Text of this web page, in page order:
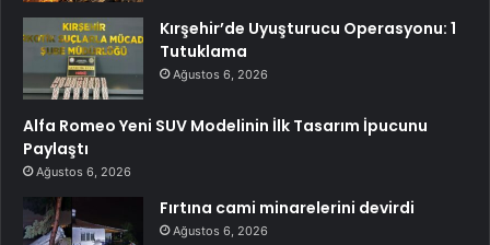
Kırşehir’de Uyuşturucu Operasyonu: 1
Tutuklama
Ağustos 6, 2026
Alfa Romeo Yeni SUV Modelinin İlk Tasarım İpucunu
Paylaştı
Ağustos 6, 2026
Fırtına cami minarelerini devirdi
Ağustos 6, 2026